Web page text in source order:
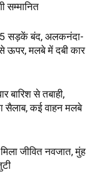
सम्मानित
सड़कें बंद, अलकनंदा-
ऊपर, मलबे में दबी कार
बारिश से तबाही,
सैलाब, कई वाहन मलबे
जीवित नवजात, मुंह